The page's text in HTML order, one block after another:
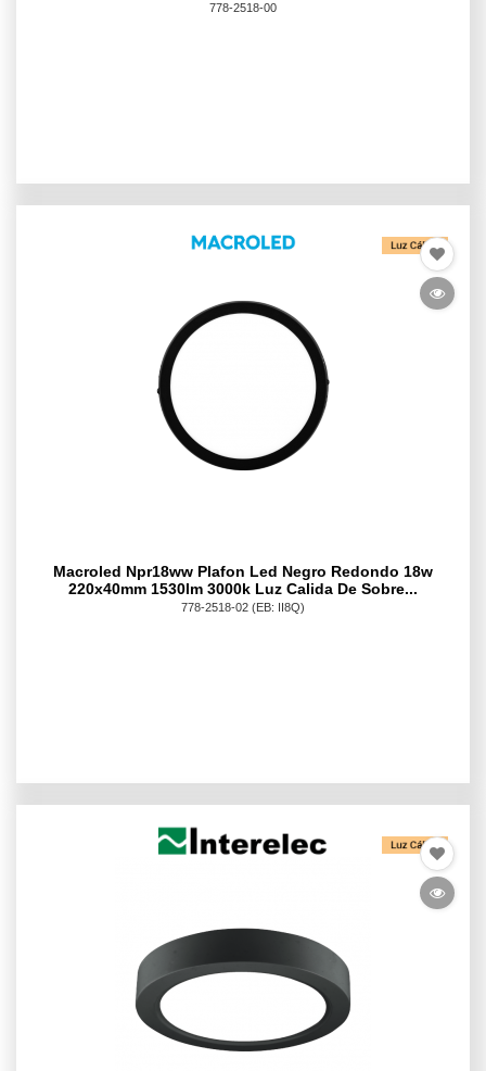
778-2518-00
Macroled Npr18ww Plafon Led Negro Redondo 18w
220x40mm 1530lm 3000k Luz Calida De Sobre...
778-2518-02 (EB: II8Q)